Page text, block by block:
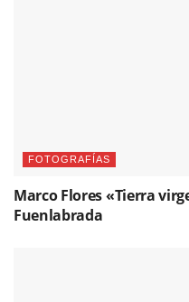
FOTOGRAFÍAS
Marco Flores «Tierra
Fuenlabrada